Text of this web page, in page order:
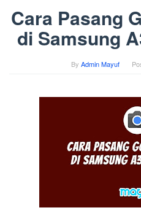
Cara Pasang
di Samsung
By Admin Mayuf